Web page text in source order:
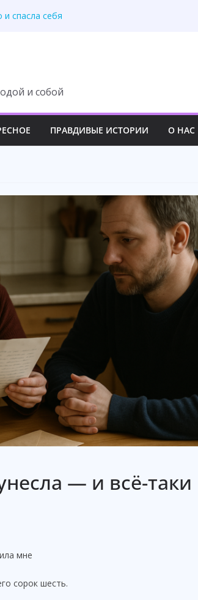
что скрывала дочь
план мужа
и сразу уехала
и собой
ПРАВДИВЫЕ ИСТОРИИ О НАС
— и всё-таки
мне
сорок шесть.